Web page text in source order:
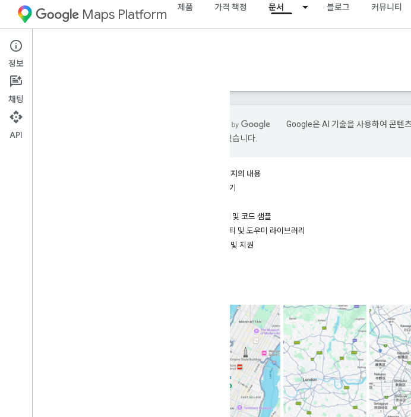
Maps Platform 제품 가격 책정 문서 블로그 커뮤니티
iOS
가이드
Google은 AI 기술을 사용하여 콘텐
있을 수 있습니다.
이 페이지의 내용
시작하기
예시 앱 및 코드 샘플
유틸리티 및 도우미 라이브러리
도움말 및 지원
정보
채팅
API